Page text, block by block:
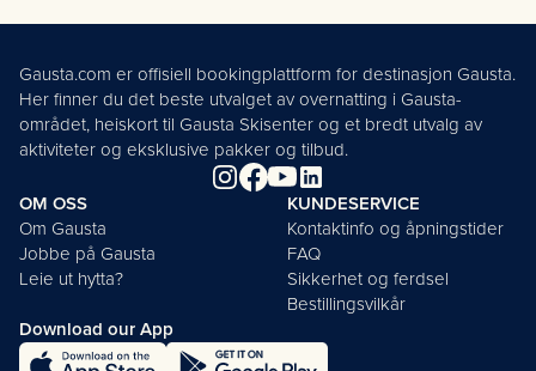
Gausta.com er offisiell bookingplattform for destinasjon Gausta.
Her finner du det beste utvalget av overnatting i Gausta-
området, heiskort til Gausta Skisenter og et bredt utvalg av
aktiviteter og eksklusive pakker og tilbud.
OM OSS
Om Gausta
Jobbe på Gausta
Leie ut hytta?
KUNDESERVICE
Kontaktinfo og åpningstider
FAQ
Sikkerhet og ferdsel
Bestillingsvilkår
Download our App